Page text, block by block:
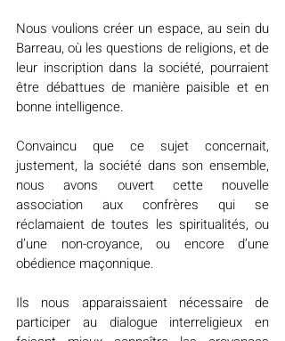
Nous voulions créer un espace, au sein du
Barreau, où les questions de religions, et de
leur inscription dans la société, pourraient
être débattues de manière paisible et en
bonne intelligence.
Convaincu que ce sujet concernait,
justement, la société dans son ensemble,
nous avons ouvert cette nouvelle
association aux confrères qui se
réclamaient de toutes les spiritualités, ou
d’une non-croyance, ou encore d’une
obédience maçonnique.
Ils nous apparaissaient nécessaire de
participer au dialogue interreligieux en